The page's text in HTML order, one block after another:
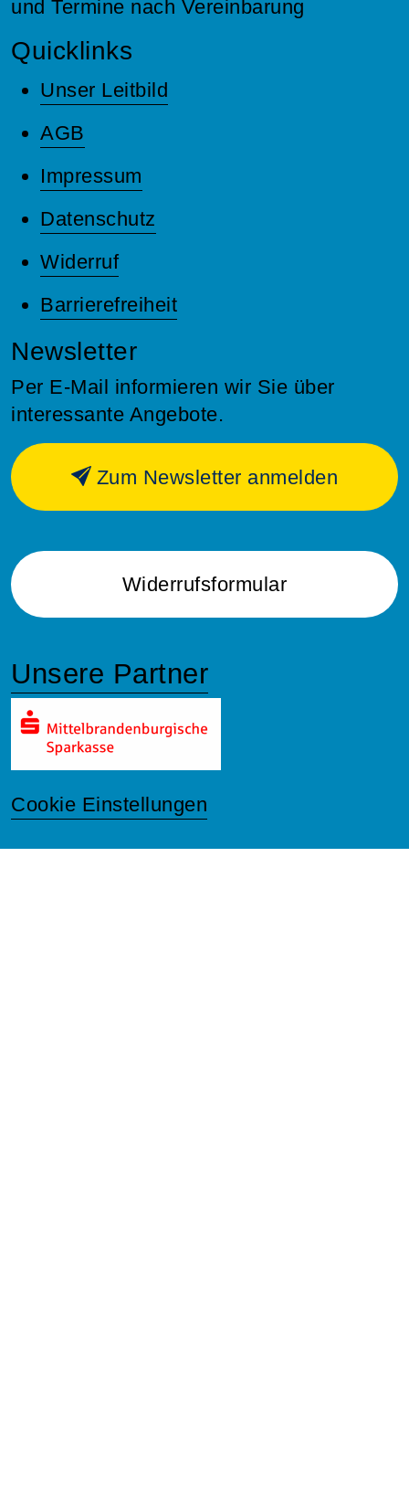
und Termine nach Vereinbarung
Quicklinks
Unser Leitbild
AGB
Impressum
Datenschutz
Widerruf
Barrierefreiheit
Newsletter
Per E-Mail informieren wir Sie über
interessante Angebote.
Zum Newsletter anmelden
Widerrufsformular
Unsere Partner
Cookie Einstellungen